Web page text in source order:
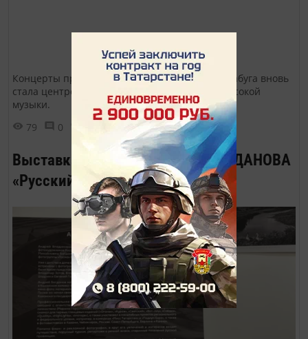
Концерты прошли на Шишкинских прудах. Елабуга вновь
стала центром притяжения для ценителей высокой
музыки.
79
0
Выставка фотографа Андрея БОГДАНОВА
«Русский пленэр»